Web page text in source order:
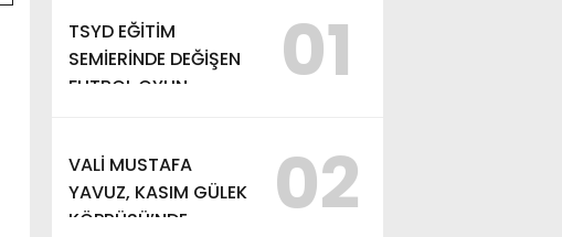
TSYD EĞİTİM
SEMİERİNDE DEĞİŞEN
FUTBOL OYUN
01
VALİ MUSTAFA
YAVUZ, KASIM GÜLEK
KÖPRÜSÜ’NDE
02